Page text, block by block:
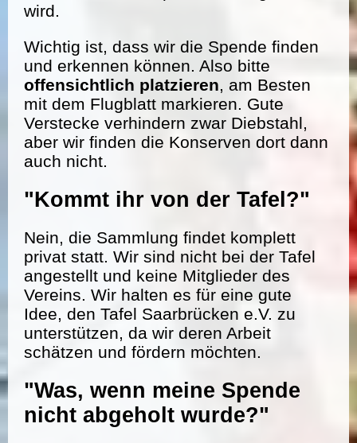
wird.
Wichtig ist, dass wir die Spende finden
und erkennen können. Also bitte
offensichtlich platzieren, am Besten
mit dem Flugblatt markieren. Gute
Verstecke verhindern zwar Diebstahl,
aber wir finden die Konserven dort dann
auch nicht.
"Kommt ihr von der Tafel?"
Nein, die Sammlung findet komplett
privat statt. Wir sind nicht bei der Tafel
angestellt und keine Mitglieder des
Vereins. Wir halten es für eine gute
Idee, den Tafel Saarbrücken e.V. zu
unterstützen, da wir deren Arbeit
schätzen und fördern möchten.
"Was, wenn meine Spende
nicht abgeholt wurde?"